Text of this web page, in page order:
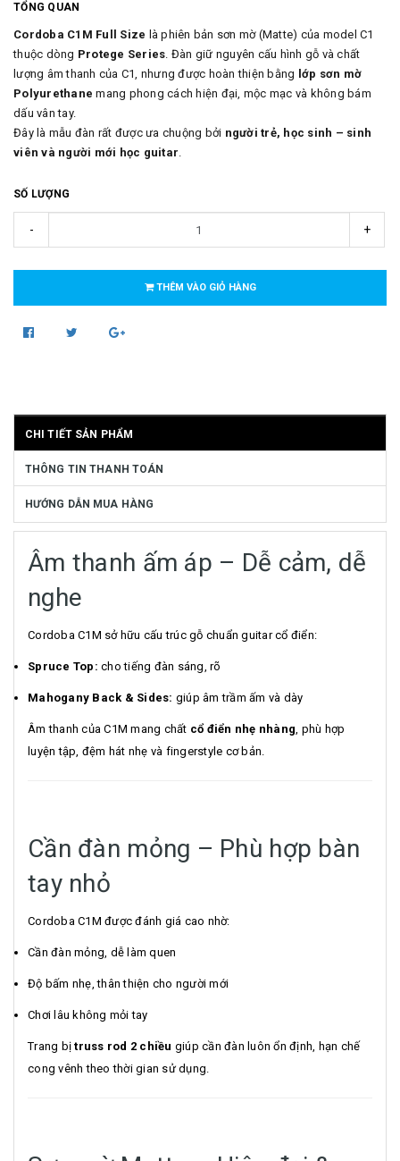
TỔNG QUAN
Cordoba C1M Full Size là phiên bản sơn mờ (Matte) của model C1
thuộc dòng Protege Series. Đàn giữ nguyên cấu hình gỗ và chất
lượng âm thanh của C1, nhưng được hoàn thiện bằng lớp sơn mờ
Polyurethane mang phong cách hiện đại, mộc mạc và không bám
dấu vân tay.
Đây là mẫu đàn rất được ưa chuộng bởi người trẻ, học sinh – sinh
viên và người mới học guitar.
SỐ LƯỢNG
- +
THÊM VÀO GIỎ HÀNG
CHI TIẾT SẢN PHẨM
THÔNG TIN THANH TOÁN
HƯỚNG DẪN MUA HÀNG
Âm thanh ấm áp – Dễ cảm, dễ
nghe
Cordoba C1M sở hữu cấu trúc gỗ chuẩn guitar cổ điển:
Spruce Top: cho tiếng đàn sáng, rõ
Mahogany Back & Sides: giúp âm trầm ấm và dày
Âm thanh của C1M mang chất cổ điển nhẹ nhàng, phù hợp
luyện tập, đệm hát nhẹ và fingerstyle cơ bản.
Cần đàn mỏng – Phù hợp bàn
tay nhỏ
Cordoba C1M được đánh giá cao nhờ:
Cần đàn mỏng, dễ làm quen
Độ bấm nhẹ, thân thiện cho người mới
Chơi lâu không mỏi tay
Trang bịtruss rod 2 chiều giúp cần đàn luôn ổn định, hạn chế
cong vênh theo thời gian sử dụng.